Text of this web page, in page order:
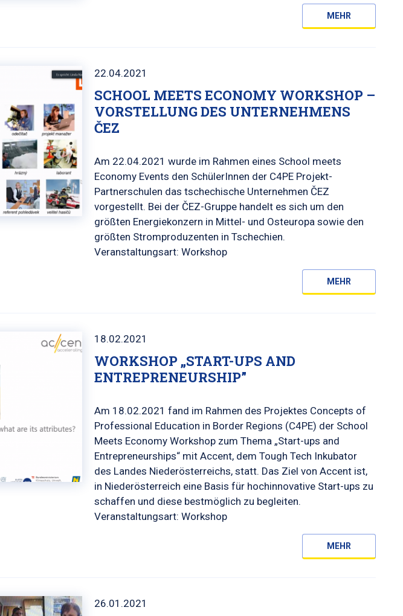
MEHR
22.04.2021
SCHOOL MEETS ECONOMY WORKSHOP –
VORSTELLUNG DES UNTERNEHMENS
ČEZ
Am 22.04.2021 wurde im Rahmen eines School meets
Economy Events den SchülerInnen der C4PE Projekt-
Partnerschulen das tschechische Unternehmen ČEZ
vorgestellt. Bei der ČEZ-Gruppe handelt es sich um den
größten Energiekonzern in Mittel- und Osteuropa sowie den
größten Stromproduzenten in Tschechien.
Veranstaltungsart: Workshop
MEHR
18.02.2021
WORKSHOP „START-UPS AND
ENTREPRENEURSHIP”
Am 18.02.2021 fand im Rahmen des Projektes Concepts of
Professional Education in Border Regions (C4PE) der School
Meets Economy Workshop zum Thema „Start-ups and
Entrepreneurships“ mit Accent, dem Tough Tech Inkubator
des Landes Niederösterreichs, statt. Das Ziel von Accent ist,
in Niederösterreich eine Basis für hochinnovative Start-ups zu
schaffen und diese bestmöglich zu begleiten.
Veranstaltungsart: Workshop
MEHR
26.01.2021